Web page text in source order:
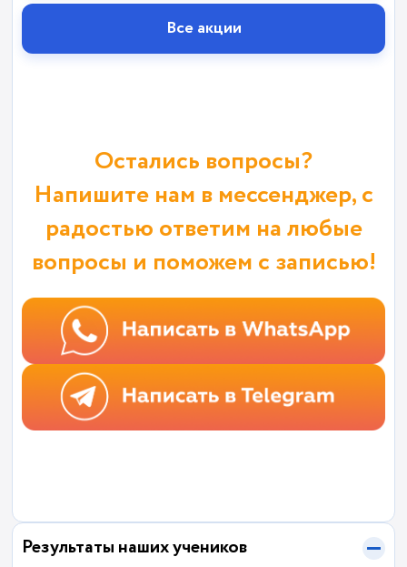
Все акции
Остались вопросы?
Напишите нам в мессенджер, с
радостью ответим на любые
вопросы и поможем с записью!
Результаты наших учеников